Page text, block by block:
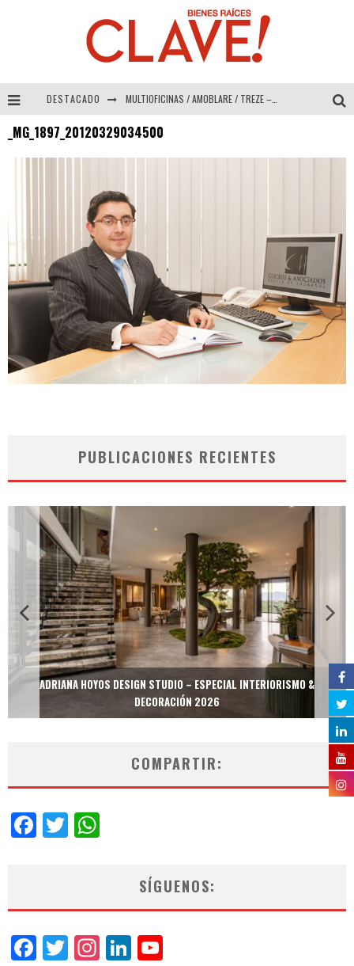
DESTACADO MULTIOFICINAS / AMOBLARE / TREZE – Especial Interiorismo & Decoración 2026
COLINEAL – Especial Interiorismo & Decoración 2026
_MG_1897_20120329034500
PUBLICACIONES RECIENTES
ADRIANA HOYOS DESIGN STUDIO – ESPECIAL INTERIORISMO &
DECORACIÓN 2026
COMPARTIR:
Facebook
Twitter
SÍGUENOS:
Facebook
Twitter
Instagram
LinkedIn